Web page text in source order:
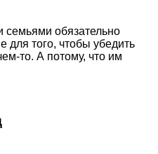
семьями обязательно
для того, чтобы убедить
то. А потому, что им